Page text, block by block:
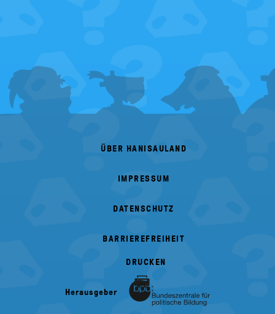
FOOTER
MENU
ÜBER HANISAULAND
IMPRESSUM
DATENSCHUTZ
BARRIEREFREIHEIT
DRUCKEN
Herausgeber